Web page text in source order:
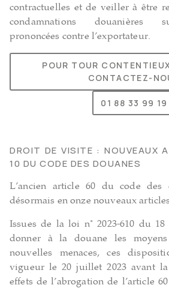
contractuelles et de veiller à être
condamnations douanières
prononcées contre l’exportateur.
POUR TOUR
CONTACTEZ-
01 88 33 99 19
DROIT DE VISITE : NOUVEAUX
10 DU CODE DES DOUANES
L’ancien article 60 du code des
désormais en onze nouveaux articles
Issues de la loi n° 2023-610 du
donner à la douane les
nouvelles menaces, ces
vigueur le 20 juillet 2023 avant
effets de l’abrogation de l’article